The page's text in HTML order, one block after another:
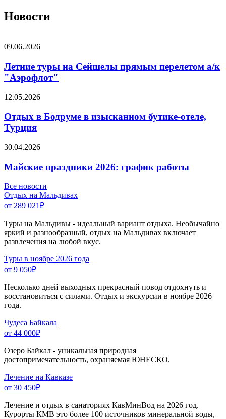
Новости
09.06.2026
Летние туры на Сейшелы прямым перелетом а/к
"Аэрофлот"
12.05.2026
Отдых в Бодруме в изысканном бутике-отеле,
Турция
30.04.2026
Майские праздники 2026: график работы
Все новости
Отдых на Мальдивах
от 289 021₽
Туры на Мальдивы - идеальный вариант отдыха. Необычайно
яркий и разнообразный, отдых на Мальдивах включает
развлечения на любой вкус.
Туры в ноябре 2026 года
от 9 050₽
Несколько дней выходных прекрасный повод отдохнуть и
восстановиться с силами. Отдых и экскурсии в ноябре 2026
года.
Чудеса Байкала
от 44 000₽
Озеро Байкал - уникальная природная
достопримечательность, охраняемая ЮНЕСКО.
Лечение на Кавказе
от 30 450₽
Лечение и отдых в санаториях КавМинВод на 2026 год.
Курорты КМВ это более 100 источников минеральной воды,